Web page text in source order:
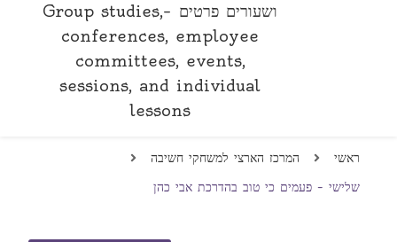
ושעורים פרטים –Group studies,
conferences, employee
committees, events,
sessions, and individual
lessons
ראשי
המרכז הארצי למשחקי חשיבה
שלישי – פעמים כי טוב בהדרכת אבי כהן